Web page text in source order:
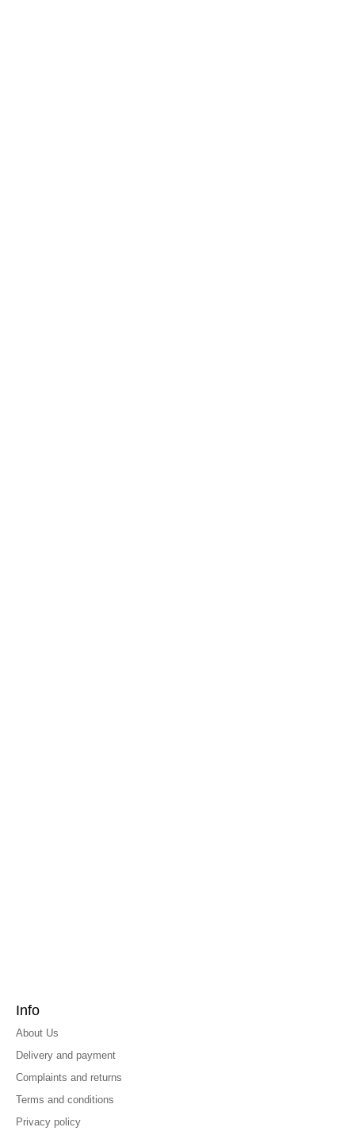
Info
About Us
Delivery and payment
Complaints and returns
Terms and conditions
Privacy policy